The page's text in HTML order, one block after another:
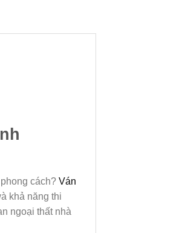
cách? Ván
khả năng thi
ngoại thất nhà